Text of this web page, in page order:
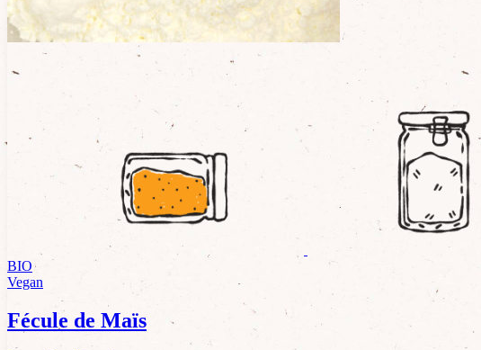
BIO
Vegan
Fécule de Maïs